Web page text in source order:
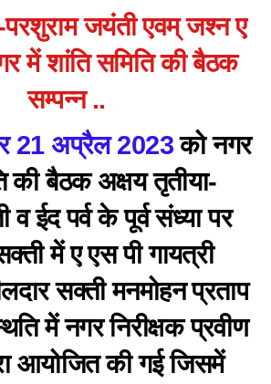
परशुराम जयंती एवम् जश्न ए
में शांति समिति की बैठक
सम्पन्न ..
21 अप्रैल 2023को नगर
की बैठक अक्षय तृतीया-
व ईद पर्व के पूर्व संध्या पर
में ए एस पी गायत्री
सक्ती मनमोहन प्रताप
में नगर निरीक्षक प्रवीण
आयोजित की गई जिसमें